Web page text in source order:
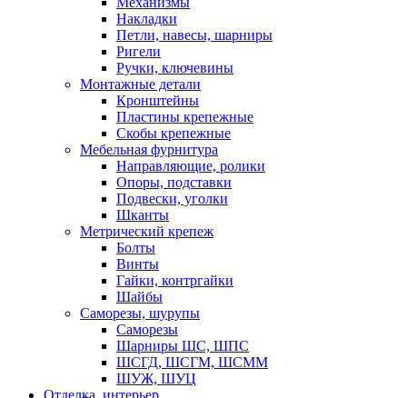
Накладки
Петли, навесы, шарниры
Ригели
Ручки, ключевины
Монтажные детали
Кронштейны
Пластины крепежные
Скобы крепежные
Мебельная фурнитура
Направляющие, ролики
Опоры, подставки
Подвески, уголки
Шканты
Метрический крепеж
Болты
Винты
Гайки, контргайки
Шайбы
Саморезы, шурупы
Саморезы
Шарниры ШС, ШПС
ШСГД, ШСГМ, ШСММ
ШУЖ, ШУЦ
Отделка, интерьер